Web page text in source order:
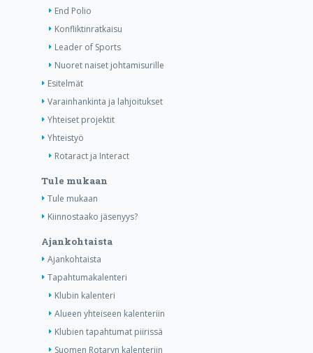
End Polio
Konfliktinratkaisu
Leader of Sports
Nuoret naiset johtamisurille
Esitelmät
Varainhankinta ja lahjoitukset
Yhteiset projektit
Yhteistyö
Rotaract ja Interact
Tule mukaan
Tule mukaan
Kiinnostaako jäsenyys?
Ajankohtaista
Ajankohtaista
Tapahtumakalenteri
Klubin kalenteri
Alueen yhteiseen kalenteriin
Klubien tapahtumat piirissä
Suomen Rotaryn kalenteriin